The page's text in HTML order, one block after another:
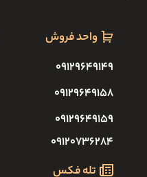
واحد فروش
۰۹۱۲۹۶۴۹۱۴۹
۰۹۱۲۹۶۴۹۱۵۸
۰۹۱۲۹۶۴۹۱۵۹
۰۹۱۲۰۷۳۶۲۸۴
تله فکس